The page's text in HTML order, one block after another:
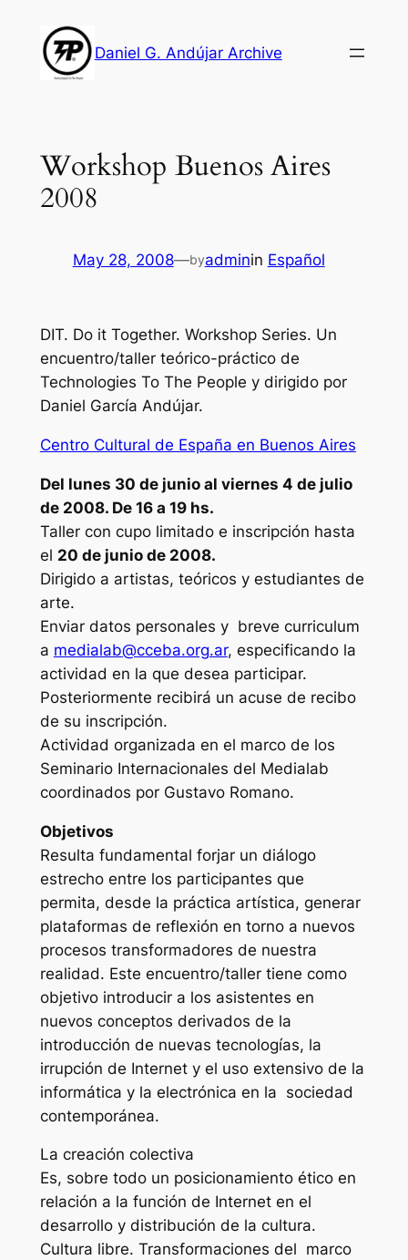
content
Daniel G. Andújar Archive
Workshop Buenos Aires
2008
May 28, 2008—byadminin Español
DIT. Do it Together. Workshop Series. Un
encuentro/taller teórico-práctico de
Technologies To The People y dirigido por
Daniel García Andújar.
Centro Cultural de España en Buenos Aires
Del lunes 30 de junio al viernes 4 de julio
de 2008. De 16 a 19 hs.
Taller con cupo limitado e inscripción hasta
el 20 de junio de 2008.
Dirigido a artistas, teóricos y estudiantes de
arte.
Enviar datos personales y breve curriculum
a medialab@cceba.org.ar, especificando la
actividad en la que desea participar.
Posteriormente recibirá un acuse de recibo
de su inscripción.
Actividad organizada en el marco de los
Seminario Internacionales del Medialab
coordinados por Gustavo Romano.
Objetivos
Resulta fundamental forjar un diálogo
estrecho entre los participantes que
permita, desde la práctica artística, generar
plataformas de reflexión en torno a nuevos
procesos transformadores de nuestra
realidad. Este encuentro/taller tiene como
objetivo introducir a los asistentes en
nuevos conceptos derivados de la
introducción de nuevas tecnologías, la
irrupción de Internet y el uso extensivo de la
informática y la electrónica en la sociedad
contemporánea.
La creación colectiva
Es, sobre todo un posicionamiento ético en
relación a la función de Internet en el
desarrollo y distribución de la cultura.
Cultura libre. Transformaciones del marco